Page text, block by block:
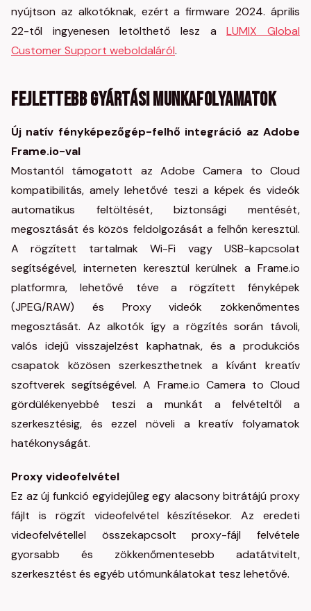
nyújtson az alkotóknak, ezért a firmware 2024. április
22-től ingyenesen letölthető lesz aLUMIX Global
Customer Support weboldaláról.
Fejlettebb gyártási munkafolyamatok
Új natív fényképezőgép-felhő integráció az Adobe
Frame.io-val
Mostantól támogatott az Adobe Camera to Cloud
kompatibilitás, amely lehetővé teszi a képek és videók
automatikus feltöltését, biztonsági mentését,
megosztását és közös feldolgozását a felhőn keresztül.
A rögzített tartalmak Wi-Fi vagy USB-kapcsolat
segítségével, interneten keresztül kerülnek a Frame.io
platformra, lehetővé téve a rögzített fényképek
(JPEG/RAW) és Proxy videók zökkenőmentes
megosztását. Az alkotók így a rögzítés során távoli,
valós idejű visszajelzést kaphatnak, és a produkciós
csapatok közösen szerkeszthetnek a kívánt kreatív
szoftverek segítségével. A Frame.io Camera to Cloud
gördülékenyebbé teszi a munkát a felvételtől a
szerkesztésig, és ezzel növeli a kreatív folyamatok
hatékonyságát.
Proxy videofelvétel
Ez az új funkció egyidejűleg egy alacsony bitrátájú proxy
fájlt is rögzít videofelvétel készítésekor. Az eredeti
videofelvétellel összekapcsolt proxy-fájl felvétele
gyorsabb és zökkenőmentesebb adatátvitelt,
szerkesztést és egyéb utómunkálatokat tesz lehetővé.